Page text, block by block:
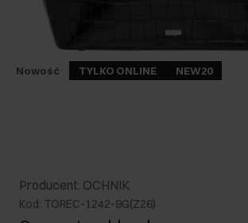
Nowość TYLKO ONLINE NEW20
Producent: OCHNIK
Kod: TOREC-1242-9G(Z26)